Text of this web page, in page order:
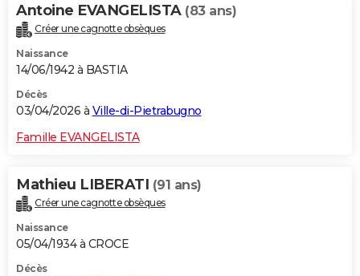
Antoine EVANGELISTA (83 ans)
Créer une cagnotte obsèques
Naissance
14/06/1942 à BASTIA
Décès
03/04/2026 à Ville-di-Pietrabugno
Famille EVANGELISTA
Mathieu LIBERATI (91 ans)
Créer une cagnotte obsèques
Naissance
05/04/1934 à CROCE
Décès